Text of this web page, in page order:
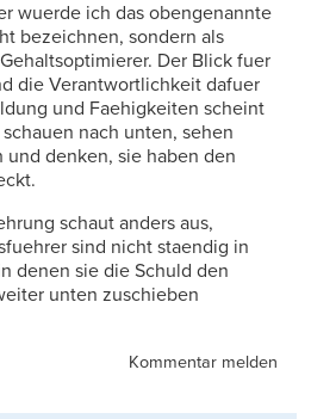
wuerde ich das obengenannte
bezeichnen, sondern als
Der Blick fuer
die Verantwortlichkeit dafuer
und Faehigkeiten scheint
nach unten, sehen
und denken, sie haben den
schaut anders aus,
sind nicht staendig in
denen sie die Schuld den
unten zuschieben
Kommentar melden